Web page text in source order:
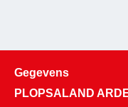
Gegevens
PLOPSALAND